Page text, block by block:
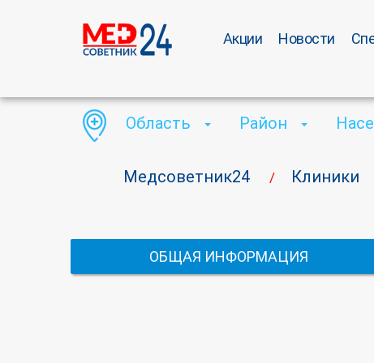
Акции Новости
Медсоветник24 / Клиники
Область Район
ОБЩАЯ ИНФОРМАЦИЯ